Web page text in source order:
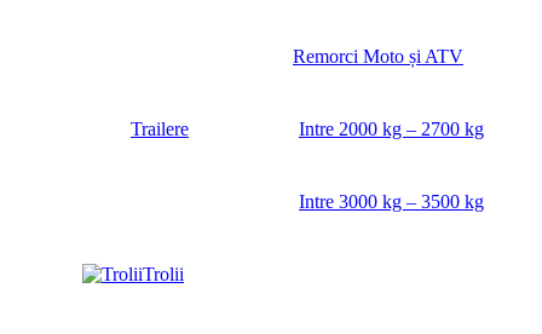
Remorci Moto și ATV
Trailere Intre 2000 kg – 2700 kg
Intre 3000 kg – 3500 kg
Trolii